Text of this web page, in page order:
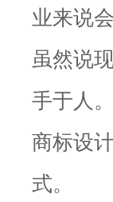
业来说
虽然说
手于人
商标设
式。